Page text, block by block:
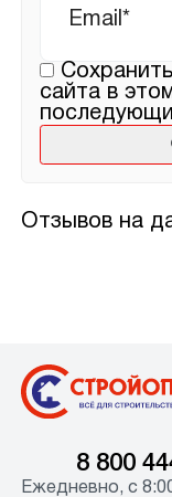
Отзывов на
сайта в
8 800
Ежедневно, с